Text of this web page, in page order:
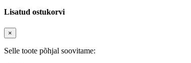
Lisatud ostukorvi
×
Selle toote põhjal soovitame: